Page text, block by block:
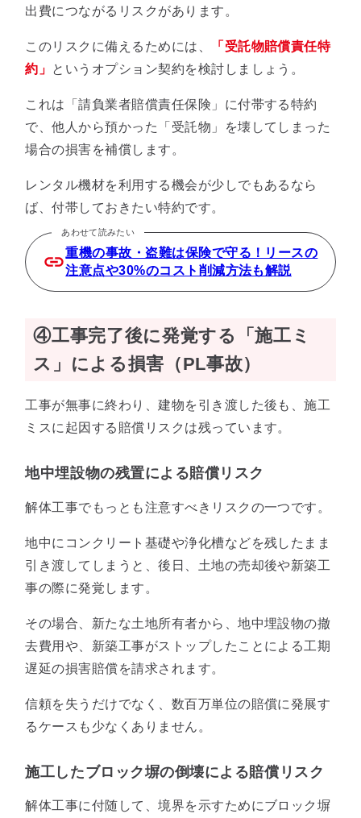
出費につながるリスクがあります。
このリスクに備えるためには、
「受託物賠償責任特
約」 というオプション契約を検討しましょう。
これは「請負業者賠償責任保険」に付帯する特約
で、他人から預かった「受託物」を壊してしまった
場合の損害を補償します。
レンタル機材を利用する機会が少しでもあるなら
ば、付帯しておきたい特約です。
あわせて読みたい
重機の事故・盗難は保険で守る！リースの
注意点や30%のコスト削減方法も解説
④工事完了後に発覚する「施工ミ
ス」による損害（PL事故）
工事が無事に終わり、建物を引き渡した後も、施工
ミスに起因する賠償リスクは残っています。
地中埋設物の残置による賠償リスク
解体工事でもっとも注意すべきリスクの一つです。
地中にコンクリート基礎や浄化槽などを残したまま
引き渡してしまうと、後日、土地の売却後や新築工
事の際に発覚します。
その場合、新たな土地所有者から、地中埋設物の撤
去費用や、新築工事がストップしたことによる工期
遅延の損害賠償を請求されます。
信頼を失うだけでなく、数百万単位の賠償に発展す
るケースも少なくありません。
施工したブロック塀の倒壊による賠償リスク
解体工事に付随して、境界を示すためにブロック塀